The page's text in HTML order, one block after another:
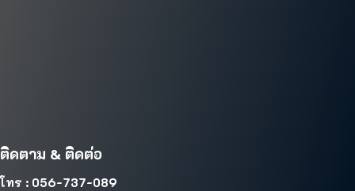
ติดตาม & ติดต่อ
โทร : 056-737-089